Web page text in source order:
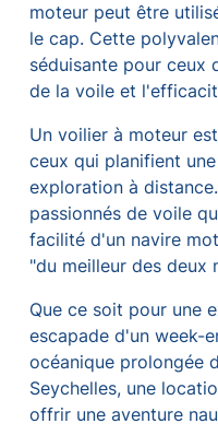
moteur peut être
le cap. Cette
séduisante pour ceux
de la voile et
Un voilier à moteur
ceux qui planifient
exploration à
passionnés de voile
facilité d'un navire
"du meilleur des deux
Que ce soit pour une
escapade d'un week-
océanique prolongée
Seychelles, une
offrir une aventure